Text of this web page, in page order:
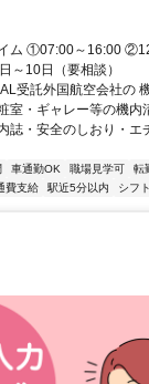
ム ①07:00～16:00
～10日（要相談）
受託外国航空会社の
室・ギャレー等の機内
誌・安全のしおり・エ
車通勤OK 職場見学可 転
費支給 駅近5分以内 シフ